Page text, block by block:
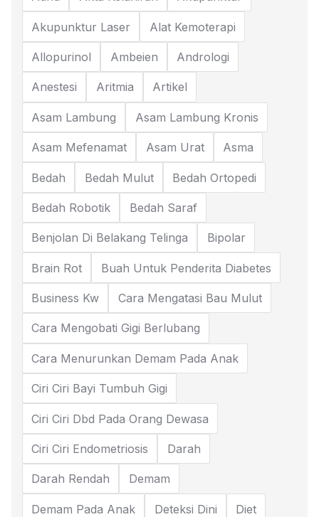
Akupunktur Laser Alat Kemoterapi
Allopurinol Ambeien Andrologi
Anestesi Aritmia Artikel
Asam Lambung Asam Lambung Kronis
Asam Mefenamat Asam Urat Asma
Bedah Bedah Mulut Bedah Ortopedi
Bedah Robotik Bedah Saraf
Benjolan Di Belakang Telinga Bipolar
Brain Rot Buah Untuk Penderita Diabetes
Business Kw Cara Mengatasi Bau Mulut
Cara Mengobati Gigi Berlubang
Cara Menurunkan Demam Pada Anak
Ciri Ciri Bayi Tumbuh Gigi
Ciri Ciri Dbd Pada Orang Dewasa
Ciri Ciri Endometriosis Darah
Darah Rendah Demam
Demam Pada Anak Deteksi Dini Diet